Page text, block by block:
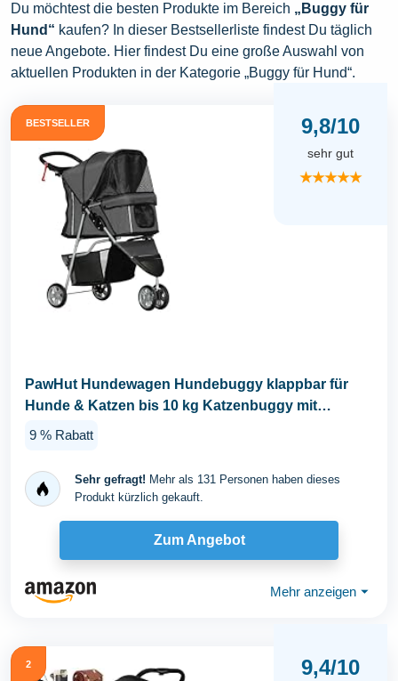
Du möchtest die besten Produkte im Bereich „Buggy für
Hund“ kaufen? In dieser Bestsellerliste findest Du täglich
neue Angebote. Hier findest Du eine große Auswahl von
aktuellen Produkten in der Kategorie „Buggy für Hund“.
BESTSELLER 9,8/10
sehr gut
★★★★★
PawHut Hundewagen Hundebuggy klappbar für
Hunde & Katzen bis 10 kg Katzenbuggy mit
Kissen...
9 % Rabatt
Sehr gefragt! Mehr als 131 Personen haben dieses
Produkt kürzlich gekauft.
Zum Angebot
Mehr anzeigen ⏷
2 9,4/10